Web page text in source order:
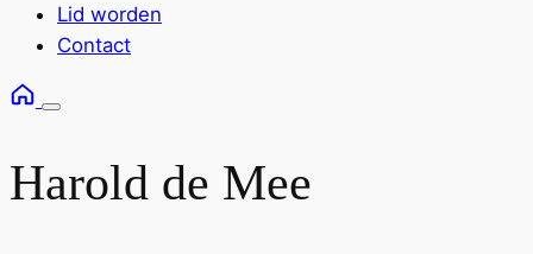
Lid worden
Contact
Harold de Mee